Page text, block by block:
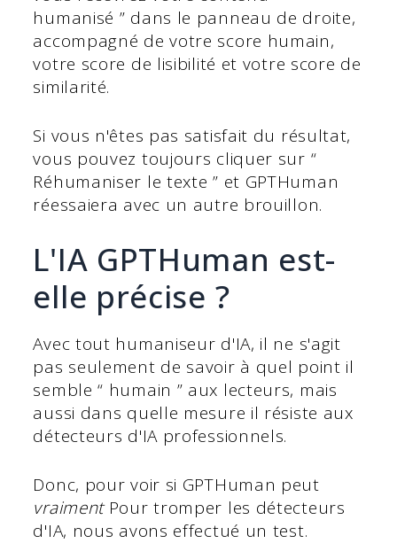
humanisé ” dans le panneau de droite,
accompagné de votre score humain,
votre score de lisibilité et votre score de
similarité.
Si vous n'êtes pas satisfait du résultat,
vous pouvez toujours cliquer sur “
Réhumaniser le texte ” et GPTHuman
réessaiera avec un autre brouillon.
L'IA GPTHuman est-
elle précise ?
Avec tout humaniseur d'IA, il ne s'agit
pas seulement de savoir à quel point il
semble “ humain ” aux lecteurs, mais
aussi dans quelle mesure il résiste aux
détecteurs d'IA professionnels.
Donc, pour voir si GPTHuman peut
vraimentPour tromper les détecteurs
d'IA, nous avons effectué un test.